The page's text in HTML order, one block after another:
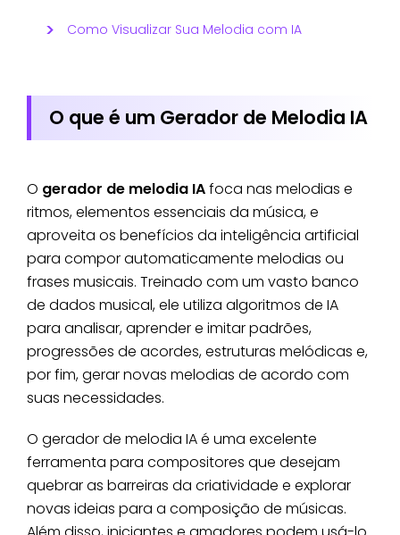
Como Visualizar Sua Melodia com IA
O que é um Gerador de Melodia IA
O gerador de melodia IAfoca nas melodias e
ritmos, elementos essenciais da música, e
aproveita os benefícios da inteligência artificial
para compor automaticamente melodias ou
frases musicais. Treinado com um vasto banco
de dados musical, ele utiliza algoritmos de IA
para analisar, aprender e imitar padrões,
progressões de acordes, estruturas melódicas e,
por fim, gerar novas melodias de acordo com
suas necessidades.
O gerador de melodia IA é uma excelente
ferramenta para compositores que desejam
quebrar as barreiras da criatividade e explorar
novas ideias para a composição de músicas.